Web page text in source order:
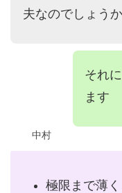
夫なのでしょう
中村
それ
ます
極限まで薄